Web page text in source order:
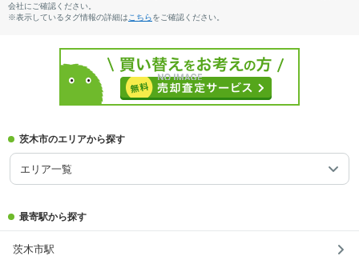
会社にご確認ください。
※表示しているタグ情報の詳細は こちらをご確認ください。
茨木市のエリアから探す
エリア一覧
最寄駅から探す
茨木市駅